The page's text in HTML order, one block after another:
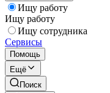
Ищу работу
Ищу работу
Ищу сотрудника
Сервисы
Помощь
Ещё
Поиск